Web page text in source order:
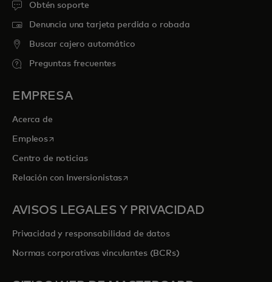
Obtén soporte
Denuncia una tarjeta perdida o robada
Buscar cajero automático
Preguntas frecuentes
EMPRESA
Acerca de
Empleosse abre en una pestaña nueva
Centro de noticias
Relación con Inversionistasse abre en una pestaña nueva
AVISOS LEGALES Y PRIVACIDAD
Privacidad y responsabilidad de datos
Normas corporativas vinculantes (BCRs)